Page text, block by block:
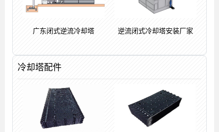
广东闭式逆流冷却塔 逆流闭式冷却塔安装厂家
冷却塔配件